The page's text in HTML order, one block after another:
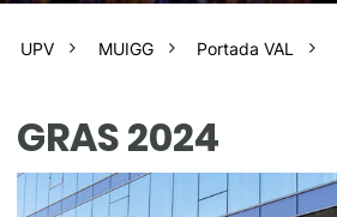
UPV MUIGG Portada VAL
GRAS 2024